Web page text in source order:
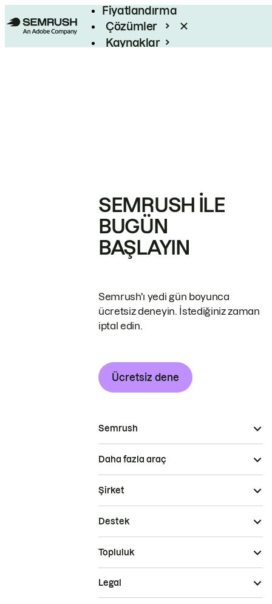
Fiyatlandırma
Çözümler
Kaynaklar
SEMRUSH ILE
BUGÜN
BAŞLAYIN
Semrush'ı yedi gün boyunca
ücretsiz deneyin. İstediğiniz zaman
iptal edin.
Ücretsiz dene
Semrush
Daha fazla araç
Şirket
Destek
Topluluk
Legal